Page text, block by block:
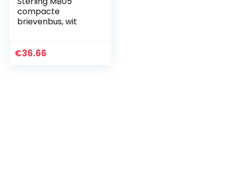
compacte
brievenbus, wit
€36.66